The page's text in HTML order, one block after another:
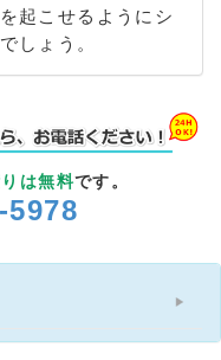
起こせるようにシ
しょう。
は無料です。
5978